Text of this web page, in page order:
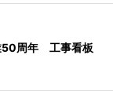
50周年 工事看板